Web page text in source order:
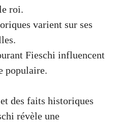
roi.
varient sur ses
Fieschi influencent
populaire.
des faits historiques
révèle une